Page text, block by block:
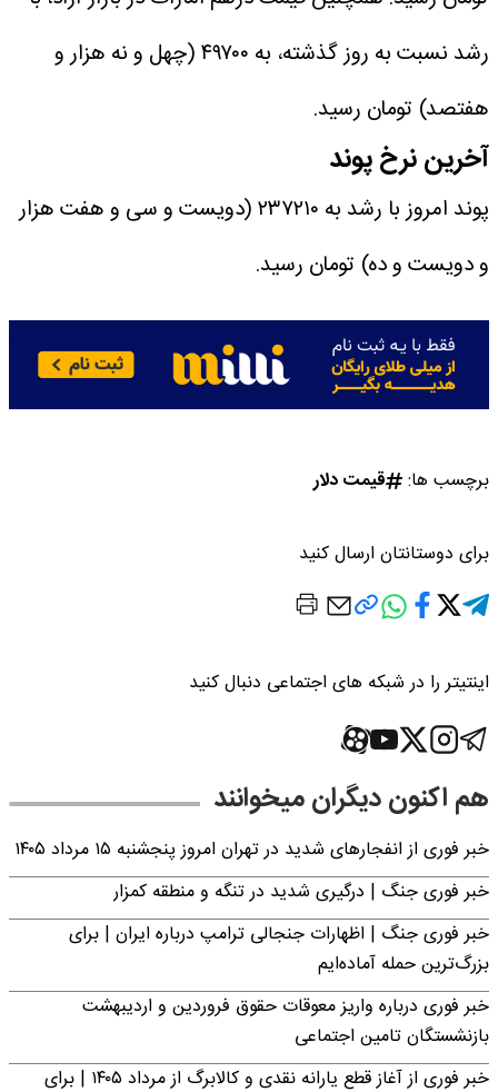
رشد نسبت به روز گذشته، به ۴۹۷۰۰ (چهل و نه هزار و
هفتصد) تومان رسید.
آخرین نرخ پوند
پوند امروز با رشد به ۲۳۷۲۱۰ (دویست و سی و هفت هزار
و دویست و‌ ده) تومان رسید.
برچسب ها: قیمت دلار
برای دوستانتان ارسال کنید
اینتیتر را در شبکه های اجتماعی دنبال کنید
هم اکنون دیگران میخوانند
خبر فوری از انفجارهای شدید در تهران امروز پنجشنبه ۱۵ مرداد ۱۴۰۵
خبر فوری جنگ | درگیری شدید در تنگه و منطقه کمزار
خبر فوری جنگ | اظهارات جنجالی ترامپ درباره ایران | برای
بزرگ‌ترین حمله آماده‌ایم
خبر فوری درباره واریز معوقات حقوق فروردین و اردیبهشت
بازنشستگان تامین اجتماعی
خبر فوری از آغاز قطع یارانه نقدی و کالابرگ از مرداد ۱۴۰۵ | برای